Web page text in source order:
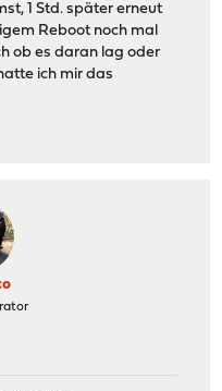
1 Std. später erneut
Reboot noch mal
ob es daran lag oder
ich mir das